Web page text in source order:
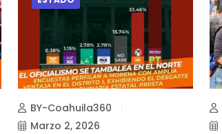
BY-Coahuila360
Marzo 2, 2026